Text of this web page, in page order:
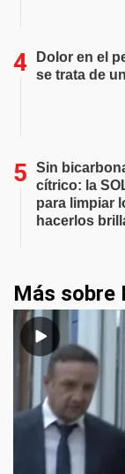
Dolor en el
se trata de
Sin
cítrico: la
para limpiar
hacerlos
Más sobre